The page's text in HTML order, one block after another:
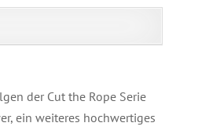
der Cut the Rope Serie
ein weiteres hochwertiges